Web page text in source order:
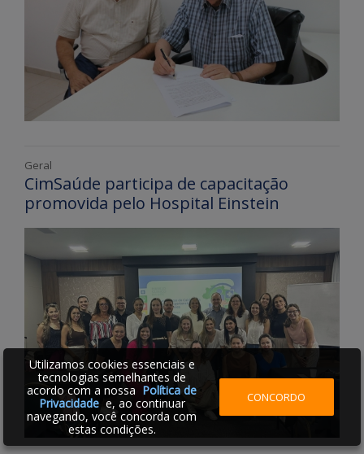
Geral
CimSaúde participa de capacitação
promovida pelo Hospital Einstein
Utilizamos cookies essenciais e
tecnologias semelhantes de
acordo com a nossa Política de
Privacidadee, ao continuar
navegando, você concorda com
estas condições.
CONCORDO